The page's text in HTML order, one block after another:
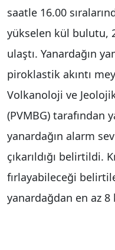
saatle 16.00
yükselen kül bulutu,
ulaştı. Yanardağın
piroklastik akıntı
Volkanoloji ve
(PVMBG) tarafından
yanardağın alarm
çıkarıldığı belirtildi.
fırlayabileceği
yanardağdan en az